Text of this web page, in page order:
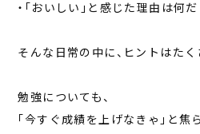
・「おいしい」と感じた理由は何
そんな日常の中に、ヒントはたく
勉強についても、
「今すぐ成績を上げなきゃ」と焦